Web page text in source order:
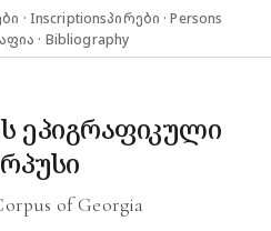
· Inscriptionsპირები · Persons
· Bibliography
ეპიგრაფიკული
of Georgia